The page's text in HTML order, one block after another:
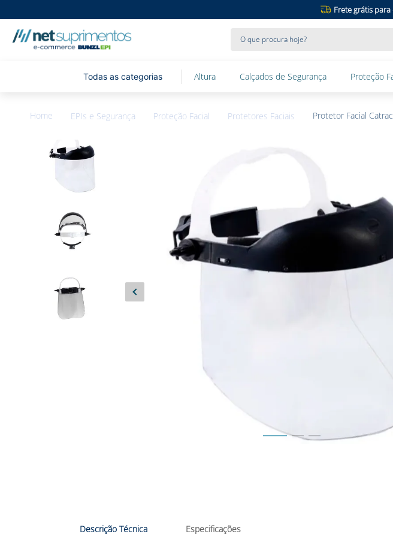
Frete grátis
Altura Calçados de Segurança Proteção
EPIs e Segurança Proteção Facial Protetores Faciais Protetor Facial
Descrição Técnica Especificações